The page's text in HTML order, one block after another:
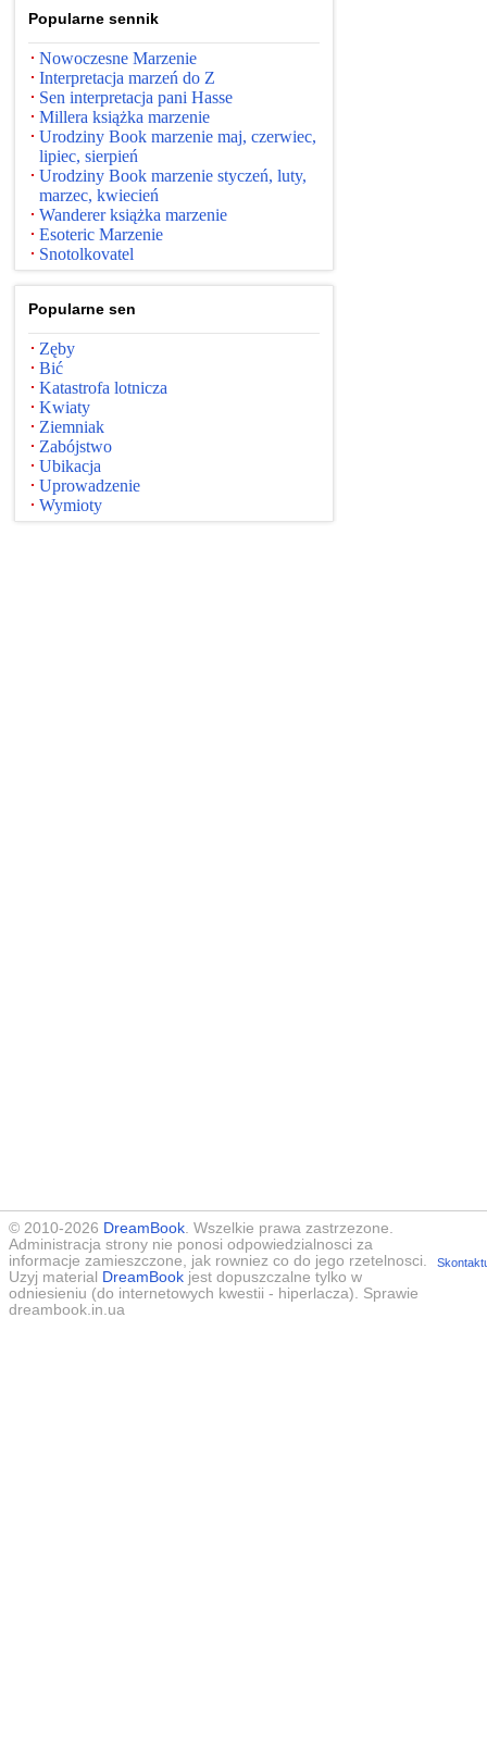
Popularne sennik
Nowoczesne Marzenie
Interpretacja marzeń do Z
Sen interpretacja pani Hasse
Millera książka marzenie
Urodziny Book marzenie maj, czerwiec,
lipiec, sierpień
Urodziny Book marzenie styczeń, luty,
marzec, kwiecień
Wanderer książka marzenie
Esoteric Marzenie
Snotolkovatel
Popularne sen
Zęby
Bić
Katastrofa lotnicza
Kwiaty
Ziemniak
Zabójstwo
Ubikacja
Uprowadzenie
Wymioty
© 2010-2026 DreamBook. Wszelkie prawa zastrzezone.
Administracja strony nie ponosi odpowiedzialnosci za
informacje zamieszczone, jak rowniez co do jego rzetelnosci.
Uzyj material DreamBook jest dopuszczalne tylko w
odniesieniu (do internetowych kwestii - hiperlacza). Sprawie
dreambook.in.ua